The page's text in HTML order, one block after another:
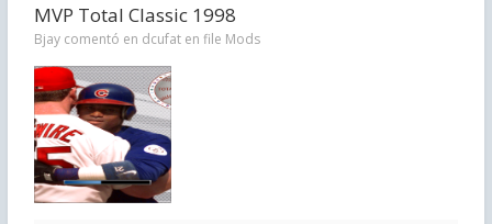
MVP Total Classic 1998
Bjay comentó en dcufat en file Mods